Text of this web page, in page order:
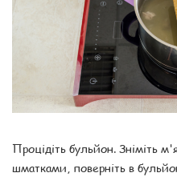
Процідіть бульйон. Зніміть
шматками, поверніть в